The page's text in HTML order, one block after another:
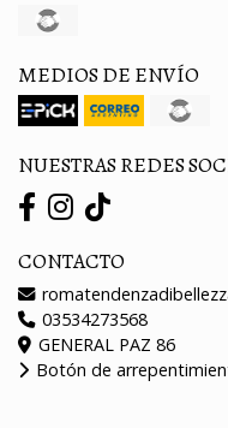
MEDIOS DE ENVÍO
NUESTRAS REDES
CONTACTO
03534273568
GENERAL PAZ 86
Botón de